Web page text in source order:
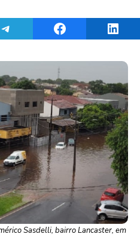
Share on TelegramShare on Facebook
Sasdelli, bairro Lancaster, em